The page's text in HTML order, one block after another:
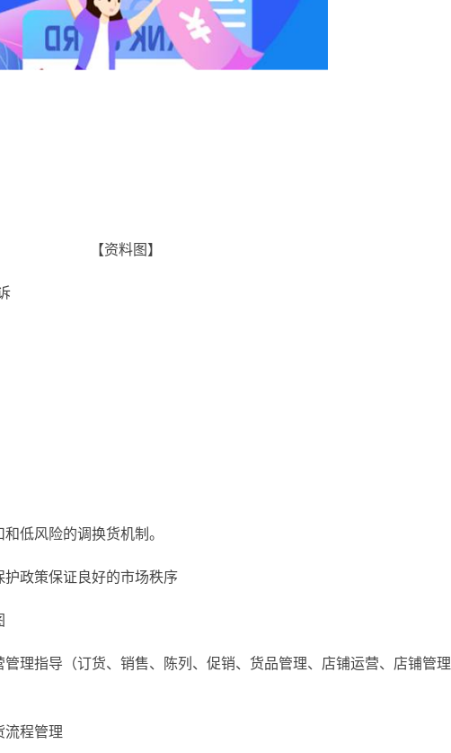
【资料图】
低风险的调换货机制。
护政策保证良好的市场秩序
理指导（订货、销售、陈列、促销、货品管理、店铺运营、店铺管理
流程管理